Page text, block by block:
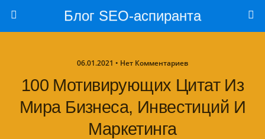
Блог SEO-аспиранта
06.01.2021 • Нет Комментариев
100 Мотивирующих Цитат Из
Мира Бизнеса, Инвестиций И
Маркетинга